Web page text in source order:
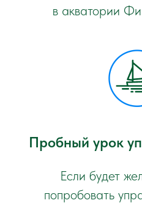
в акватории
Пробный урок
Если будет
попробовать